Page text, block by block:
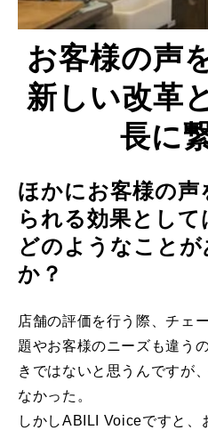
お客様の声
新しい改革
⻑に
ほかにお客様の
られる効果として
どのようなことが
か？
店舗の評価を行う際、チェ
題やお客様のニーズも違う
きではないと思うんですが
なかった。
しかしABILI Voiceですと、